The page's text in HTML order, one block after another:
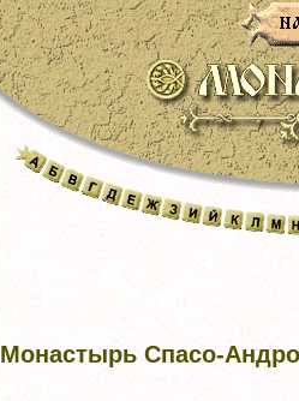
Монастырь Спасо-